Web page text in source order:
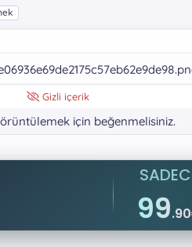
Gizli içerik
için beğenmelisiniz.
99